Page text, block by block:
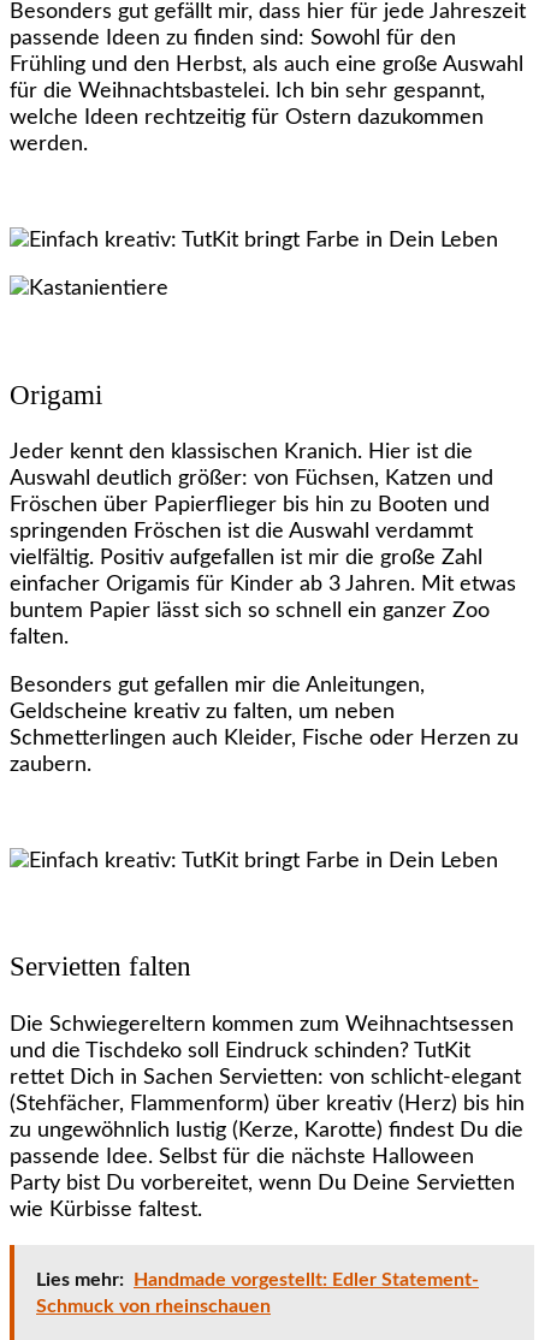
Besonders gut gefällt mir, dass hier für jede Jahreszeit
passende Ideen zu finden sind: Sowohl für den
Frühling und den Herbst, als auch eine große Auswahl
für die Weihnachtsbastelei. Ich bin sehr gespannt,
welche Ideen rechtzeitig für Ostern dazukommen
werden.
Origami
Jeder kennt den klassischen Kranich. Hier ist die
Auswahl deutlich größer: von Füchsen, Katzen und
Fröschen über Papierflieger bis hin zu Booten und
springenden Fröschen ist die Auswahl verdammt
vielfältig. Positiv aufgefallen ist mir die große Zahl
einfacher Origamis für Kinder ab 3 Jahren. Mit etwas
buntem Papier lässt sich so schnell ein ganzer Zoo
falten.
Besonders gut gefallen mir die Anleitungen,
Geldscheine kreativ zu falten, um neben
Schmetterlingen auch Kleider, Fische oder Herzen zu
zaubern.
Servietten falten
Die Schwiegereltern kommen zum Weihnachtsessen
und die Tischdeko soll Eindruck schinden? TutKit
rettet Dich in Sachen Servietten: von schlicht-elegant
(Stehfächer, Flammenform) über kreativ (Herz) bis hin
zu ungewöhnlich lustig (Kerze, Karotte) findest Du die
passende Idee. Selbst für die nächste Halloween
Party bist Du vorbereitet, wenn Du Deine Servietten
wie Kürbisse faltest.
Lies mehr:
Handmade vorgestellt: Edler Statement-
Schmuck von rheinschauen